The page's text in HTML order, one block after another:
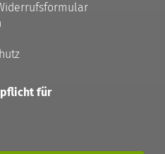
für